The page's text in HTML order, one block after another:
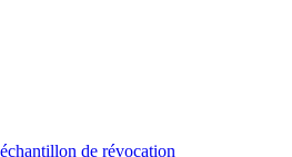
de révocation